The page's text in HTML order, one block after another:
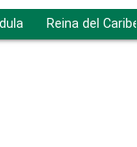
Reina del Caribe